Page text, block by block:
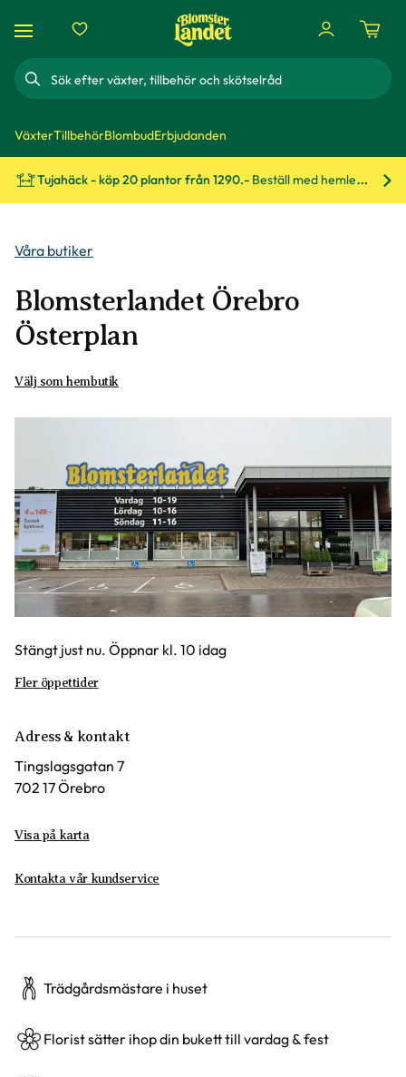
Sök
VäxterTillbehörBlombudErbjudanden
Tujahäck - köp 20 plantor från 1290.- Beställ med hemleverans!
Våra butiker
Blomsterlandet Örebro
Österplan
Välj som hembutik
Stängt just nu. Öppnar kl. 10 idag
Fler öppettider
Adress & kontakt
Tingslagsgatan 7
702 17 Örebro
Visa på karta
Kontakta vår kundservice
Trädgårdsmästare i huset
Florist sätter ihop din bukett till vardag & fest